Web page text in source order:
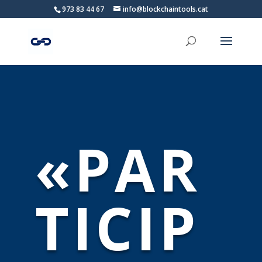
973 83 44 67 info@blockchaintools.cat
«PAR
TICIP